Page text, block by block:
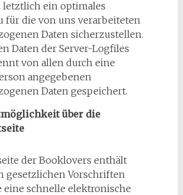
letztlich ein optimales
für die von uns verarbeiteten
Daten sicherzustellen.
Daten der Server-Logfiles
von allen durch eine
angegebenen
Daten gespeichert.
über die
der Booklovers enthält
gesetzlichen Vorschriften
eine schnelle elektronische